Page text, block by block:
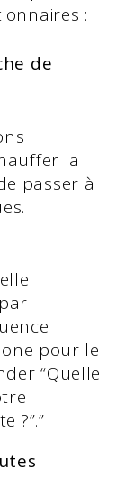
:
de
la
passer à
pour le
“Quelle
?”.”